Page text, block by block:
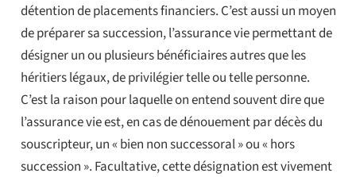
détention de placements financiers. C’est aussi un moyen
de préparer sa succession, l’assurance vie permettant de
désigner un ou plusieurs bénéficiaires autres que les
héritiers légaux, de privilégier telle ou telle personne.
C’est la raison pour laquelle on entend souvent dire que
l’assurance vie est, en cas de dénouement par décès du
souscripteur, un « bien non successoral » ou « hors
succession ». Facultative, cette désignation est vivement